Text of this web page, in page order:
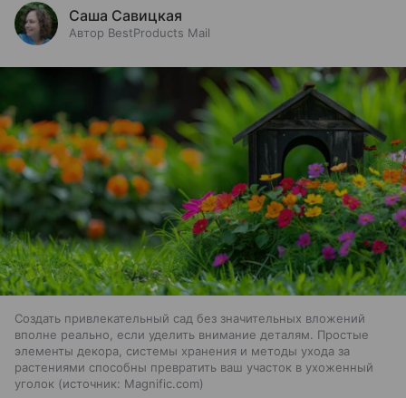
Саша Савицкая
Автор BestProducts Mail
Создать привлекательный сад без значительных вложений
вполне реально, если уделить внимание деталям. Простые
элементы декора, системы хранения и методы ухода за
растениями способны превратить ваш участок в ухоженный
уголок
источник: Magnific.com